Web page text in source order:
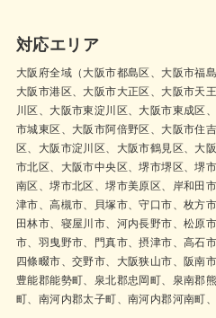
対応エリア
大阪府全域（大阪市都島区、大阪市福
大阪市港区、大阪市大正区、大阪市天
川区、大阪市東淀川区、大阪市東成区
市城東区、大阪市阿倍野区、大阪市住
区、大阪市淀川区、大阪市鶴見区、大
市北区、大阪市中央区、堺市堺区、堺
南区、堺市北区、堺市美原区、岸和田
津市、高槻市、貝塚市、守口市、枚方
田林市、寝屋川市、河内長野市、松原
市、羽曳野市、門真市、摂津市、高石
四條畷市、交野市、大阪狭山市、阪南
豊能郡能勢町、泉北郡忠岡町、泉南郡
町、南河内郡太子町、南河内郡河南町